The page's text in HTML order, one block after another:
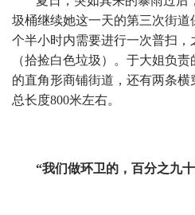
圾桶继续她这一天的第三次街
个半小时内需要进行一次普扫
（拾捡白色垃圾）。于大姐负
的直角形商铺街道，还有两条横
总长度800米左右。
“我们做环卫的，百分之九